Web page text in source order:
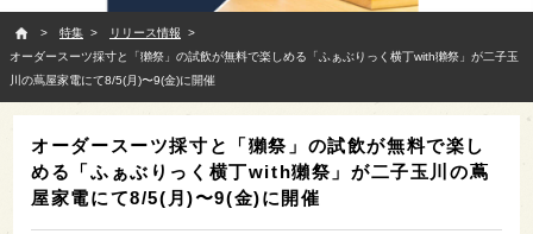
特集
リリース情報
オーダースーツ採寸と「獺祭」の試飲が無料で楽しめる「ふぁぶりっく横丁with獺祭」が二子玉
川の蔦屋家電にて8/5(月)〜9(金)に開催
オーダースーツ採寸と「獺祭」の試飲が無料で楽し
める「ふぁぶりっく横丁with獺祭」が二子玉川の蔦
屋家電にて8/5(月)〜9(金)に開催